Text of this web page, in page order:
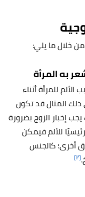
من خلال ما يلي:
به المرأة
للمرأة أثناء
ذلك المثال قد تكون
إخبار الزوج بضرورة
للألم فيمكن
أخرى؛ كالجنس
[٢]